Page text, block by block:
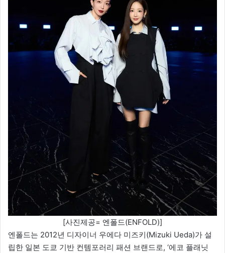
[사진제공= 엔폴드(ENFOLD)]
엔폴드는 2012년 디자이너 우에다 미즈키(Mizuki Ueda)가 설
립한 일본 도쿄 기반 컨템포러리 패션 브랜드로, ‘에코 플래닛